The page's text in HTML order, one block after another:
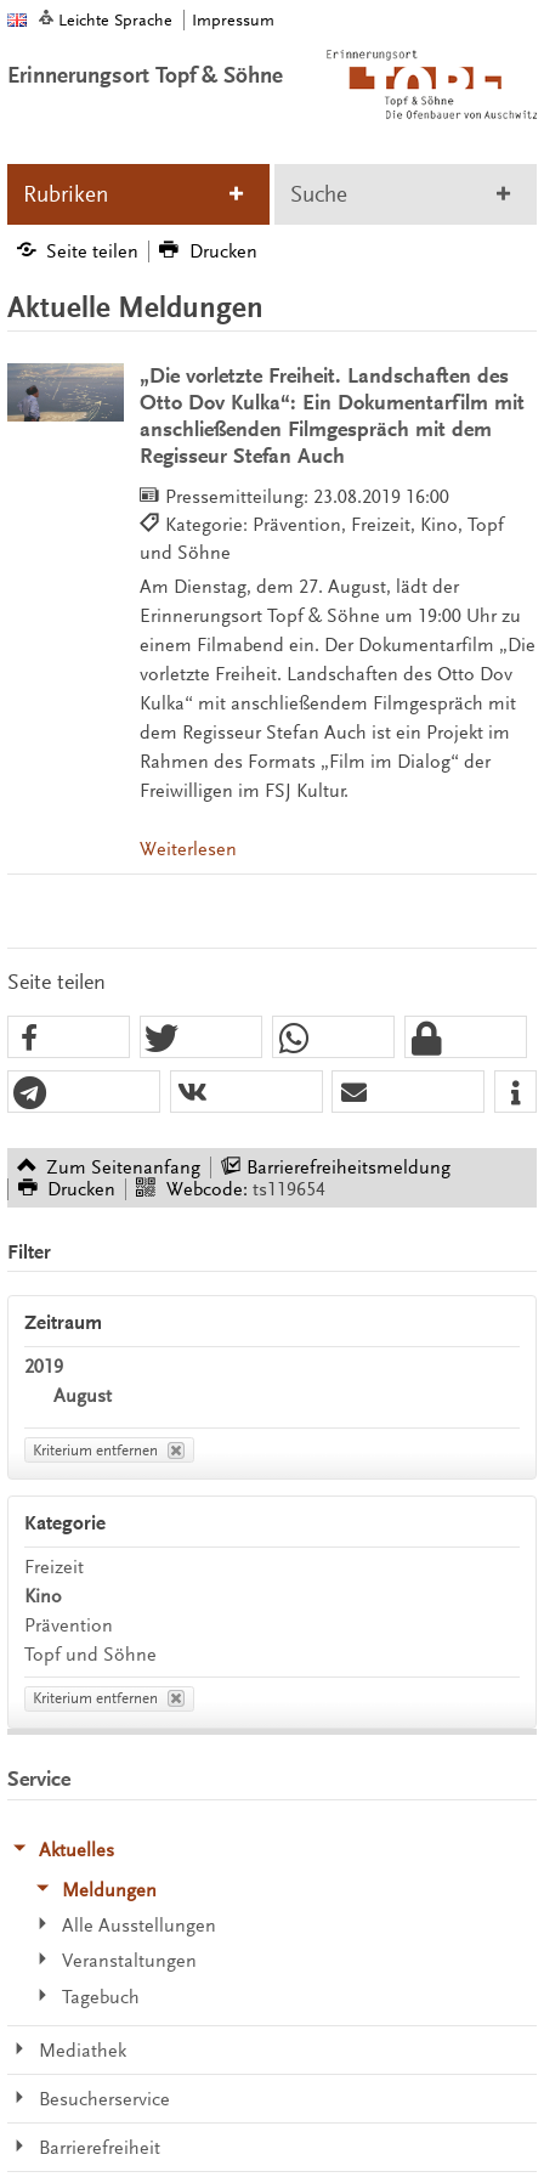
Leichte Sprache Impressum
Erinnerungsort Topf & Söhne
Rubriken Suche
Seite teilen Drucken
Aktuelle Meldungen
„Die vorletzte Freiheit. Landschaften des
Otto Dov Kulka“: Ein Dokumentarfilm mit
anschließenden Filmgespräch mit dem
Regisseur Stefan Auch
Pressemitteilung: 23.08.2019 16:00
Kategorie: Prävention, Freizeit, Kino, Topf
und Söhne
Am Dienstag, dem 27. August, lädt der
Erinnerungsort Topf & Söhne um 19:00 Uhr zu
einem Filmabend ein. Der Dokumentarfilm „Die
vorletzte Freiheit. Landschaften des Otto Dov
Kulka“ mit anschließendem Filmgespräch mit
dem Regisseur Stefan Auch ist ein Projekt im
Rahmen des Formats „Film im Dialog“ der
Freiwilligen im FSJ Kultur.
Weiterlesen
Seite teilen
Zum Seitenanfang
Barrierefreiheitsmeldung
Drucken
Webcode: ts119654
Filter
Zeitraum
2019
August
Kriterium entfernen
Kategorie
Freizeit
Kino
Prävention
Topf und Söhne
Kriterium entfernen
Service
Aktuelles
Meldungen
Alle Ausstellungen
Veranstaltungen
Tagebuch
Mediathek
Besucherservice
Barrierefreiheit